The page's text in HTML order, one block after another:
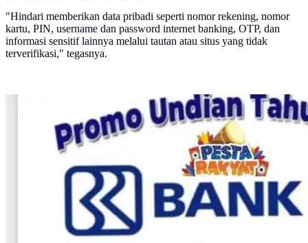
"Hindari memberikan data pribadi seperti nomor rekening, nomor
kartu, PIN, username dan password internet banking, OTP, dan
informasi sensitif lainnya melalui tautan atau situs yang tidak
terverifikasi," tegasnya.